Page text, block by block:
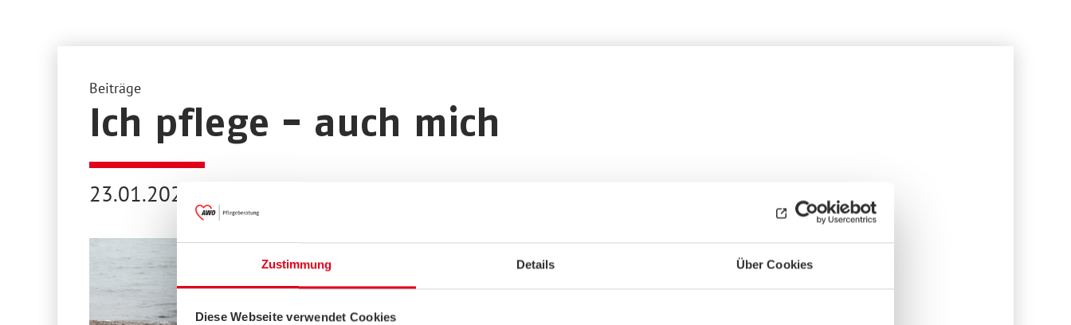
Zustimmung Details Über Cookies
Diese Webseite verwendet Cookies
Beiträge
Ich pflege - auch mich
23.01.2025